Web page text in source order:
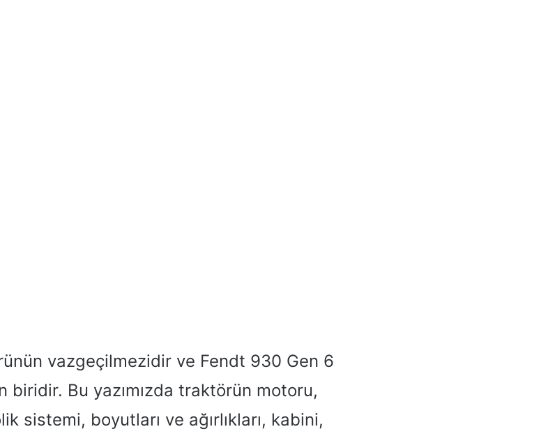
vazgeçilmezidir ve Fendt 930 Gen 6
biridir. Bu yazımızda traktörün motoru,
sistemi, boyutları ve ağırlıkları, kabini,